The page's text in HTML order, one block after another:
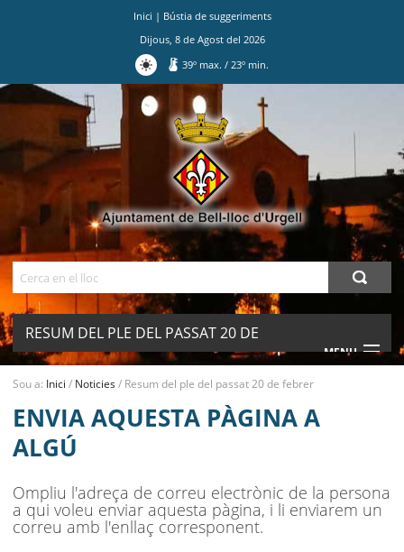
Inici | Bústia de suggeriments
Dijous, 8de Agostdel 2026
39º max./ 23º min.
RESUM DEL PLE DEL PASSAT 20 DE
FEBRER
MENU
AJUNTAMENT
MUNICIPI
SEU ELECTRÒNICA
BELL-LLOC SOLUCIONA
Sou a: Inici / Noticies/ Resum del ple del passat 20 de febrer
ENVIA AQUESTA PÀGINA A
ALGÚ
Ompliu l'adreça de correu electrònic de la persona
a qui voleu enviar aquesta pàgina, i li enviarem un
correu amb l'enllaç corresponent.